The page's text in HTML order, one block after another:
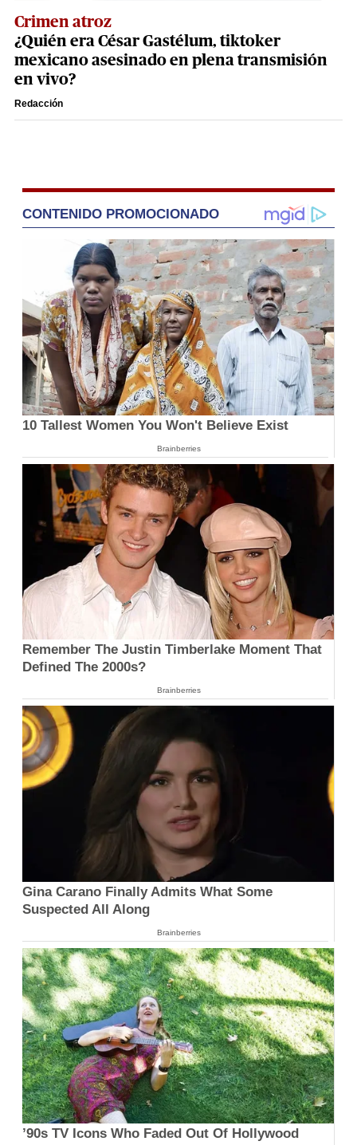
Crimen atroz
¿Quién era César Gastélum, tiktoker
mexicano asesinado en plena transmisión
en vivo?
Redacción
CONTENIDO PROMOCIONADO
10 Tallest Women You Won't Believe Exist
Brainberries
Remember The Justin Timberlake Moment That
Defined The 2000s?
Brainberries
Gina Carano Finally Admits What Some
Suspected All Along
Brainberries
’90s TV Icons Who Faded Out Of Hollywood